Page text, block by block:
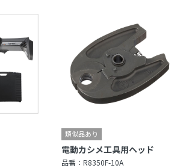
電動カシメ工具用ヘッド
品番：R8350F-10A